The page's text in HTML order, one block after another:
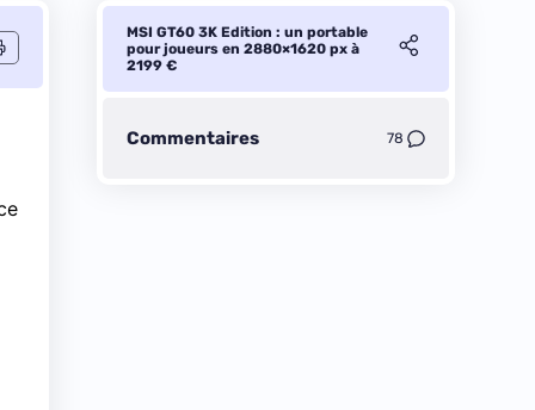
MSI GT60 3K Edition : un portable
pour joueurs en 2880×1620 px à
2199 €
Commentaires 78